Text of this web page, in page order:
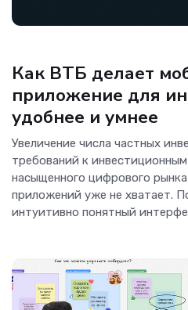
Как ВТБ делает
приложение для
удобнее и умнее
Увеличение числа частных
требований к
насыщенного цифрового
приложений уже не хватает.
интуитивно понятный